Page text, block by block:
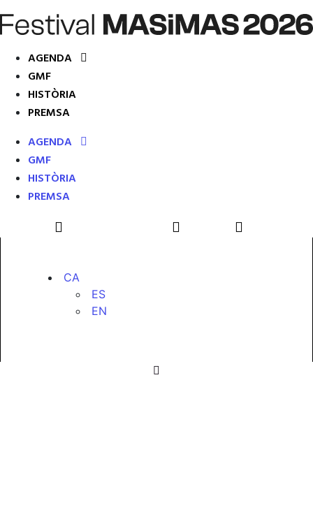
AGENDA
GMF
HISTÒRIA
PREMSA
AGENDA
GMF
HISTÒRIA
PREMSA
CA
ES
EN